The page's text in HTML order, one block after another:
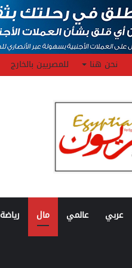
نحن هنا للمصريين بالخارج
عربي عالمي مال رياضة